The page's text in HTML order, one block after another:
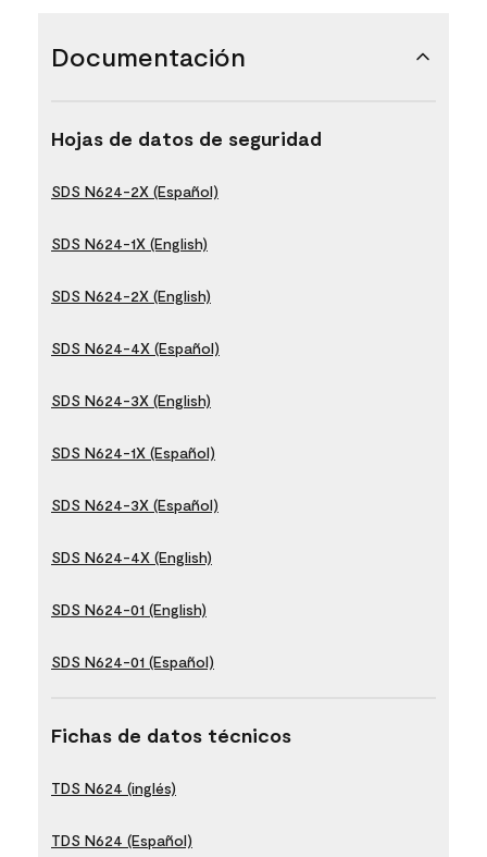
Documentación
Hojas de datos de seguridad
SDS N624-2X (Español)
SDS N624-1X (English)
SDS N624-2X (English)
SDS N624-4X (Español)
SDS N624-3X (English)
SDS N624-1X (Español)
SDS N624-3X (Español)
SDS N624-4X (English)
SDS N624-01 (English)
SDS N624-01 (Español)
Fichas de datos técnicos
TDS N624 (inglés)
TDS N624 (Español)